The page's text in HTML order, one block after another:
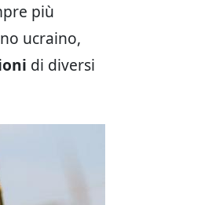
più
ucraino,
di diversi